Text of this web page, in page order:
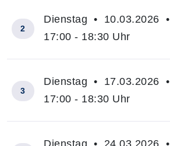
2
Dienstag • 10.03.2026 •
17:00 - 18:30 Uhr
3
Dienstag • 17.03.2026 •
17:00 - 18:30 Uhr
Dienstag • 24.03.2026 •